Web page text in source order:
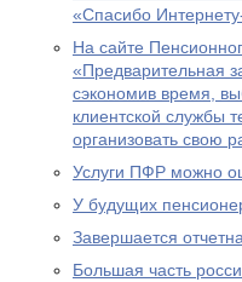
«Спасибо
На сайте
«Предварительная
сэкономив время,
клиентской службы
организовать свою
Услуги ПФР можно
У будущих
Завершается
Большая часть